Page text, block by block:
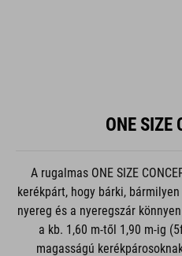
ONE SIZE
A rugalmas ONE SIZE
kerékpárt, hogy bárki,
nyereg és a nyeregszár
a kb. 1,60 m-től 1,90 m-ig
magasságú